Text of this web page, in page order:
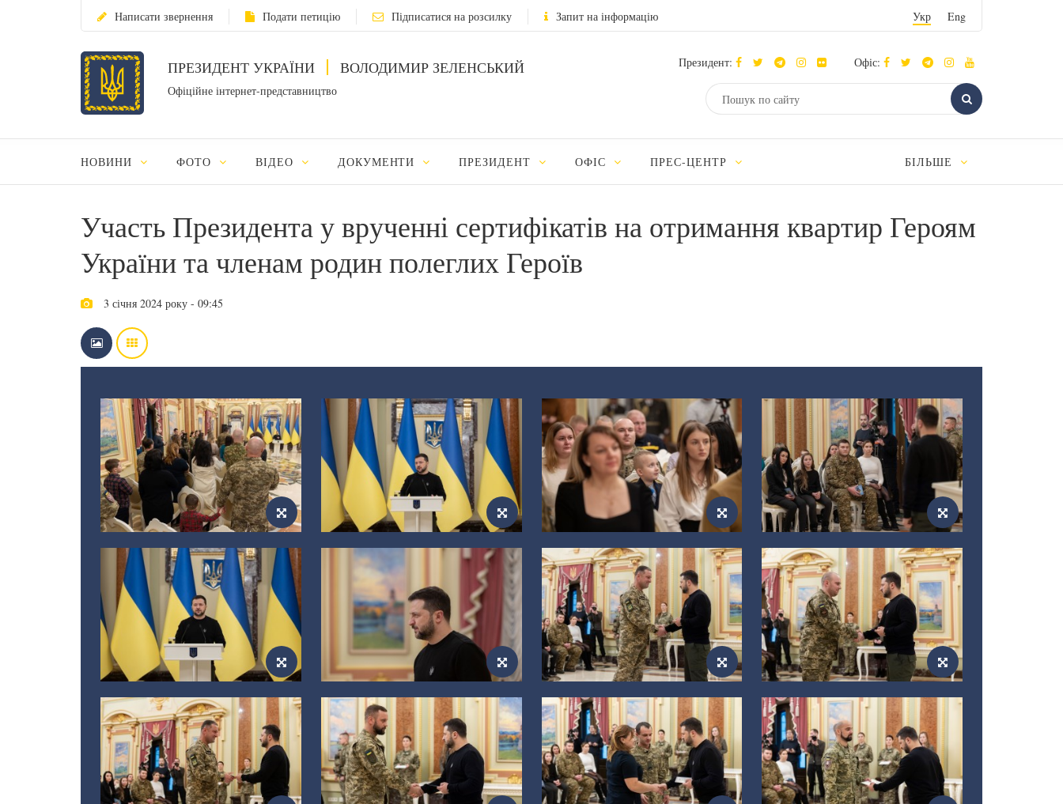
Написати звернення Подати петицію Підписатися на розсилку Запит на інформацію Укр Eng
ПРЕЗИДЕНТ УКРАЇНИ ВОЛОДИМИР ЗЕЛЕНСЬКИЙ
Офіційне інтернет-представництво
Президент: Офіс:
НОВИНИ ФОТО ВІДЕО ДОКУМЕНТИ ПРЕЗИДЕНТ ОФІС ПРЕС-ЦЕНТР БІЛЬШЕ
Участь Президента у врученні сертифікатів на отримання квартир Героям
України та членам родин полеглих Героїв
3 січня 2024 року - 09:45